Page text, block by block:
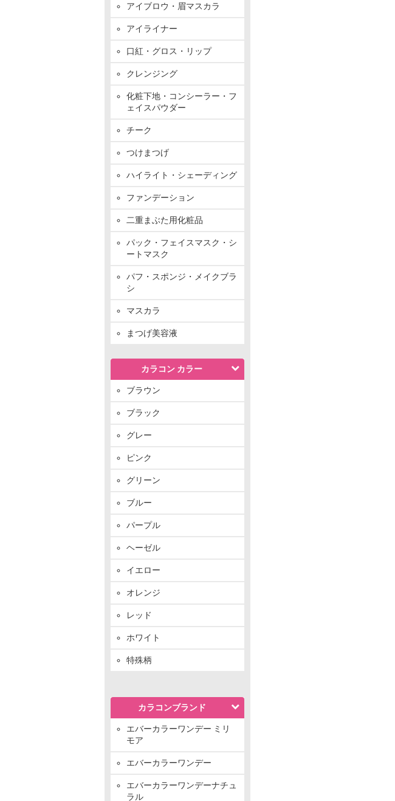
アイブロウ・眉マスカラ
アイライナー
口紅・グロス・リップ
クレンジング
化粧下地・コンシーラー・フ
ェイスパウダー
チーク
つけまつげ
ハイライト・シェーディング
ファンデーション
二重まぶた用化粧品
パック・フェイスマスク・シ
ートマスク
パフ・スポンジ・メイクブラ
シ
マスカラ
まつげ美容液
カラコン カラー
ブラウン
ブラック
グレー
ピンク
グリーン
ブルー
パープル
ヘーゼル
イエロー
オレンジ
レッド
ホワイト
特殊柄
カラコンブランド
エバーカラーワンデー ミリ
モア
エバーカラーワンデー
エバーカラーワンデーナチュ
ラル